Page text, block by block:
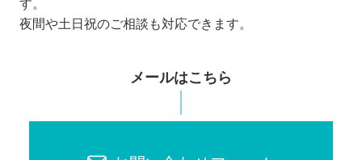
す。
夜間や土日祝のご相談も対応できます。
メールはこちら